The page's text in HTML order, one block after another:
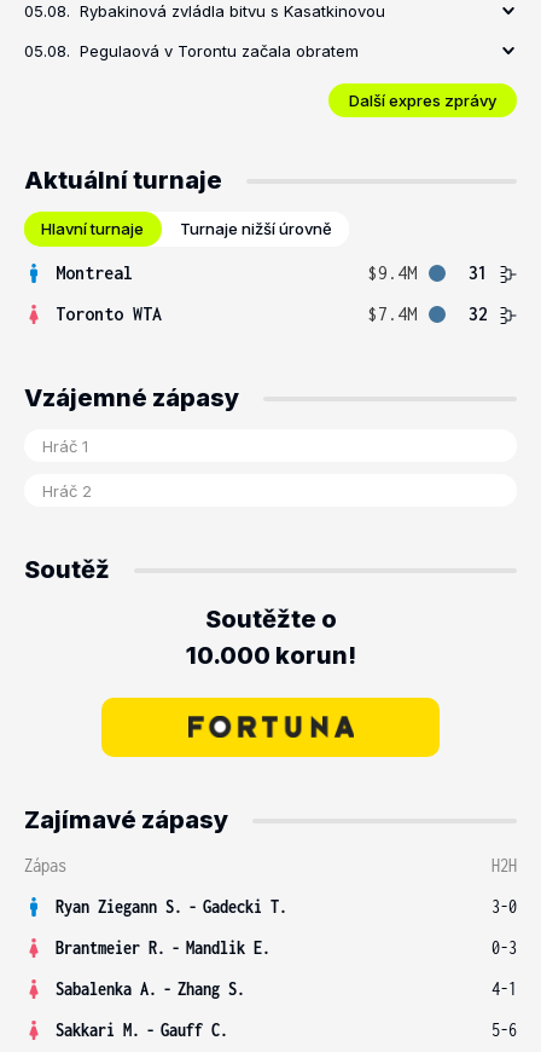
05.08. Rybakinová zvládla bitvu s Kasatkinovou
05.08. Pegulaová v Torontu začala obratem
Další expres zprávy
Aktuální turnaje
Hlavní turnaje Turnaje nižší úrovně
Montreal $9.4M
31
Toronto WTA
$7.4M 32
Vzájemné zápasy
Soutěž
Soutěžte o
10.000 korun!
Zajímavé zápasy
Zápas
H2H
Ryan Ziegann S. - Gadecki T.
3-0
Brantmeier R. - Mandlik E.
0-3
Sabalenka A. - Zhang S.
4-1
Sakkari M. - Gauff C.
5-6